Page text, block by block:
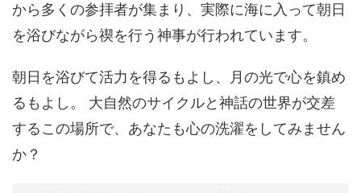
から多くの参拝者が集まり、実際に海に入って朝日
を浴びながら禊を行う神事が行われています。
朝日を浴びて活力を得るもよし、月の光で心を鎮め
るもよし。 大自然のサイクルと神話の世界が交差
するこの場所で、あなたも心の洗濯をしてみません
か？